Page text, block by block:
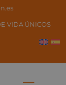
VIDA ÚNICOS